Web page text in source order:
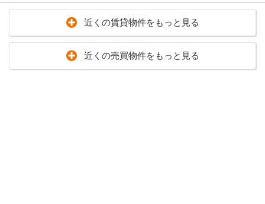
近くの賃貸物件をもっと見る
近くの売買物件をもっと見る